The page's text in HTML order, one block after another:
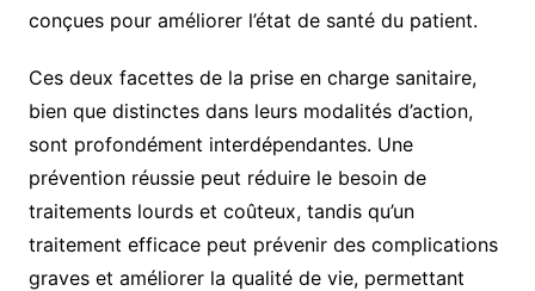
conçues pour améliorer l’état de santé du patient.
Ces deux facettes de la prise en charge sanitaire,
bien que distinctes dans leurs modalités d’action,
sont profondément interdépendantes. Une
prévention réussie peut réduire le besoin de
traitements lourds et coûteux, tandis qu’un
traitement efficace peut prévenir des complications
graves et améliorer la qualité de vie, permettant